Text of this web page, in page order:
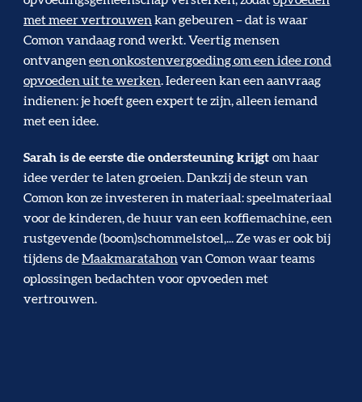
met meer vertrouwen kan gebeuren – dat is waar
Comon vandaag rond werkt. Veertig mensen
ontvangeneen onkostenvergoeding om een idee rond
opvoeden uit te werken. Iedereen kan een aanvraag
indienen: je hoeft geen expert te zijn, alleen iemand
met een idee.
Sarah is de eerste die ondersteuning krijgtom haar
idee verder te laten groeien. Dankzij de steun van
Comon kon ze investeren in materiaal: speelmateriaal
voor de kinderen, de huur van een koffiemachine, een
rustgevende (boom)schommelstoel,... Ze was er ook bij
tijdens deMaakmaratahon van Comon waar teams
oplossingen bedachten voor opvoeden met
vertrouwen.